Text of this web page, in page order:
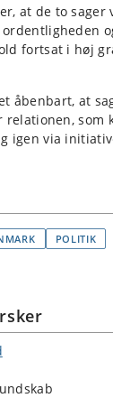
at de to sager
fortsat i høj
åbenbart, at
som
igen via
POLITIK